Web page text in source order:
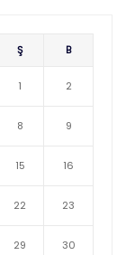
Ş B
1 2
8 9
15 16
22 23
29 30